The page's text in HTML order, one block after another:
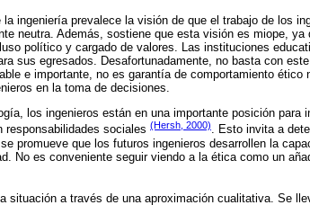
ingeniería prevalece la visión de que el trabajo de los
neutra. Además, sostiene que esta visión es miope, ya
político y cargado de valores. Las instituciones
sus egresados. Desafortunadamente, no basta con
e importante, no es garantía de comportamiento ético
en la toma de decisiones.
los ingenieros están en una importante posición para
sociales (Hersh, 2000). Esto invita a
promueve que los futuros ingenieros desarrollen la
No es conveniente seguir viendo a la ética como un
situación a través de una aproximación cualitativa. Se